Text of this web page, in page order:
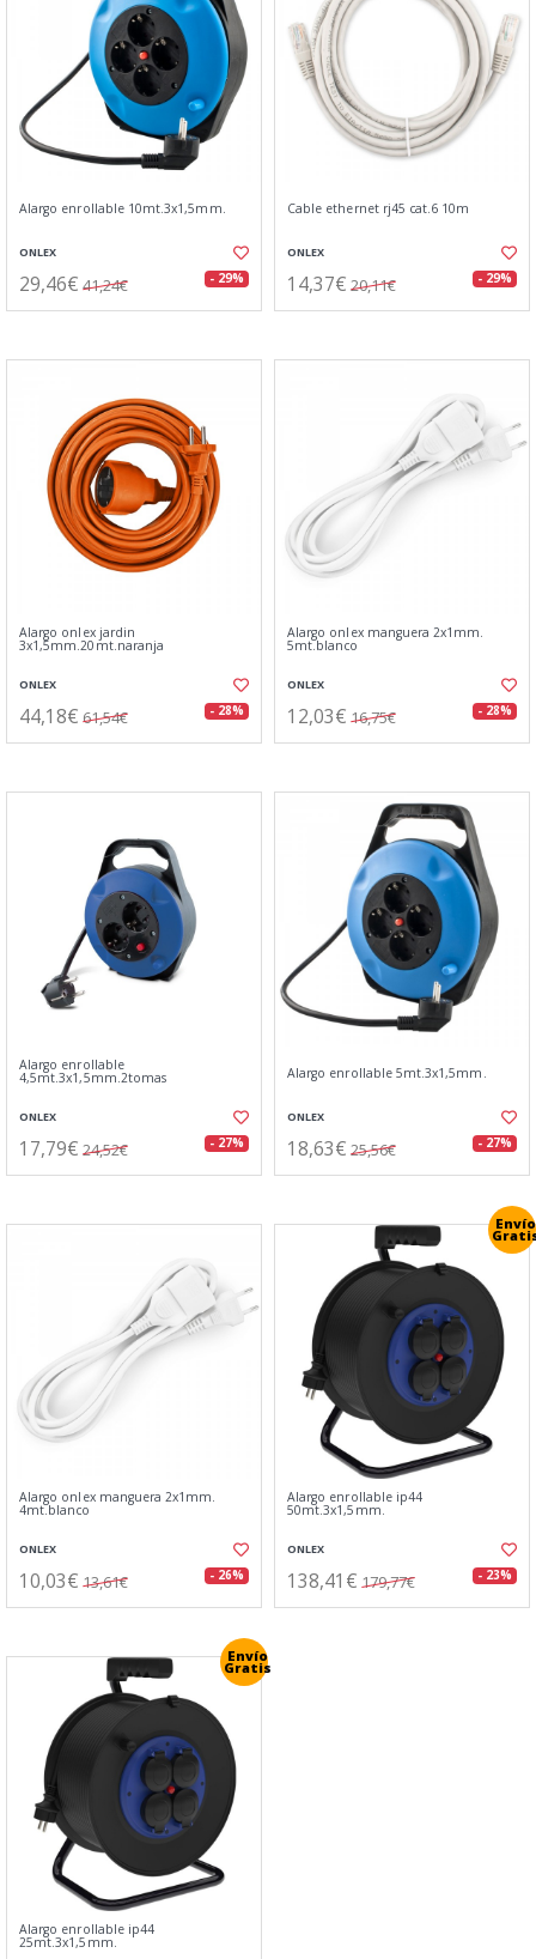
Alargo enrollable 10mt.3x1,5mm.
ONLEX
29,46€ 41,24€ - 29%
Cable ethernet rj45 cat.6 10m
ONLEX
14,37€ 20,11€ - 29%
Alargo onlex jardin
3x1,5mm.20mt.naranja
ONLEX
44,18€ 61,54€ - 28%
Alargo onlex manguera 2x1mm.
5mt.blanco
ONLEX
12,03€ 16,75€ - 28%
Alargo enrollable
4,5mt.3x1,5mm.2tomas
ONLEX
17,79€ 24,52€ - 27%
Alargo enrollable 5mt.3x1,5mm.
ONLEX
18,63€ 25,56€ - 27%
Alargo onlex manguera 2x1mm.
4mt.blanco
ONLEX
10,03€ 13,61€ - 26%
Envío
Alargo enrollable ip44
50mt.3x1,5mm.
ONLEX
138,41€ 179,77€ - 23%
Envío
Gratis
Alargo enrollable ip44
25mt.3x1,5mm.